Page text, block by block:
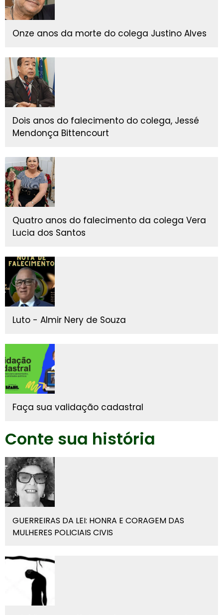
Onze anos da morte do colega Justino Alves
Dois anos do falecimento do colega, Jessé
Mendonça Bittencourt
Quatro anos do falecimento da colega Vera
Lucia dos Santos
Luto - Almir Nery de Souza
Faça sua validação cadastral
Conte sua história
GUERREIRAS DA LEI: HONRA E CORAGEM DAS
MULHERES POLICIAIS CIVIS